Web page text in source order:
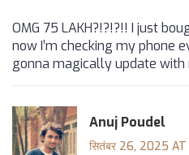
OMG 75 LAKH?!?!?!! I just
now I’m checking my phone
gonna magically update
Anuj Poudel
सितंबर 26, 2025 AT